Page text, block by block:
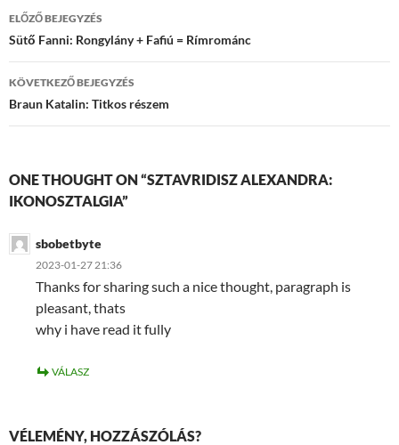
Bejegyzések
navigációja
ELŐZŐ BEJEGYZÉS
Sütő Fanni: Rongylány + Fafiú = Rímrománc
KÖVETKEZŐ BEJEGYZÉS
Braun Katalin: Titkos részem
ONE THOUGHT ON “SZTAVRIDISZ ALEXANDRA:
IKONOSZTALGIA”
sbobetbyte
2023-01-27 21:36
Thanks for sharing such a nice thought, paragraph is
pleasant, thats
why i have read it fully
VÁLASZ
VÉLEMÉNY, HOZZÁSZÓLÁS?